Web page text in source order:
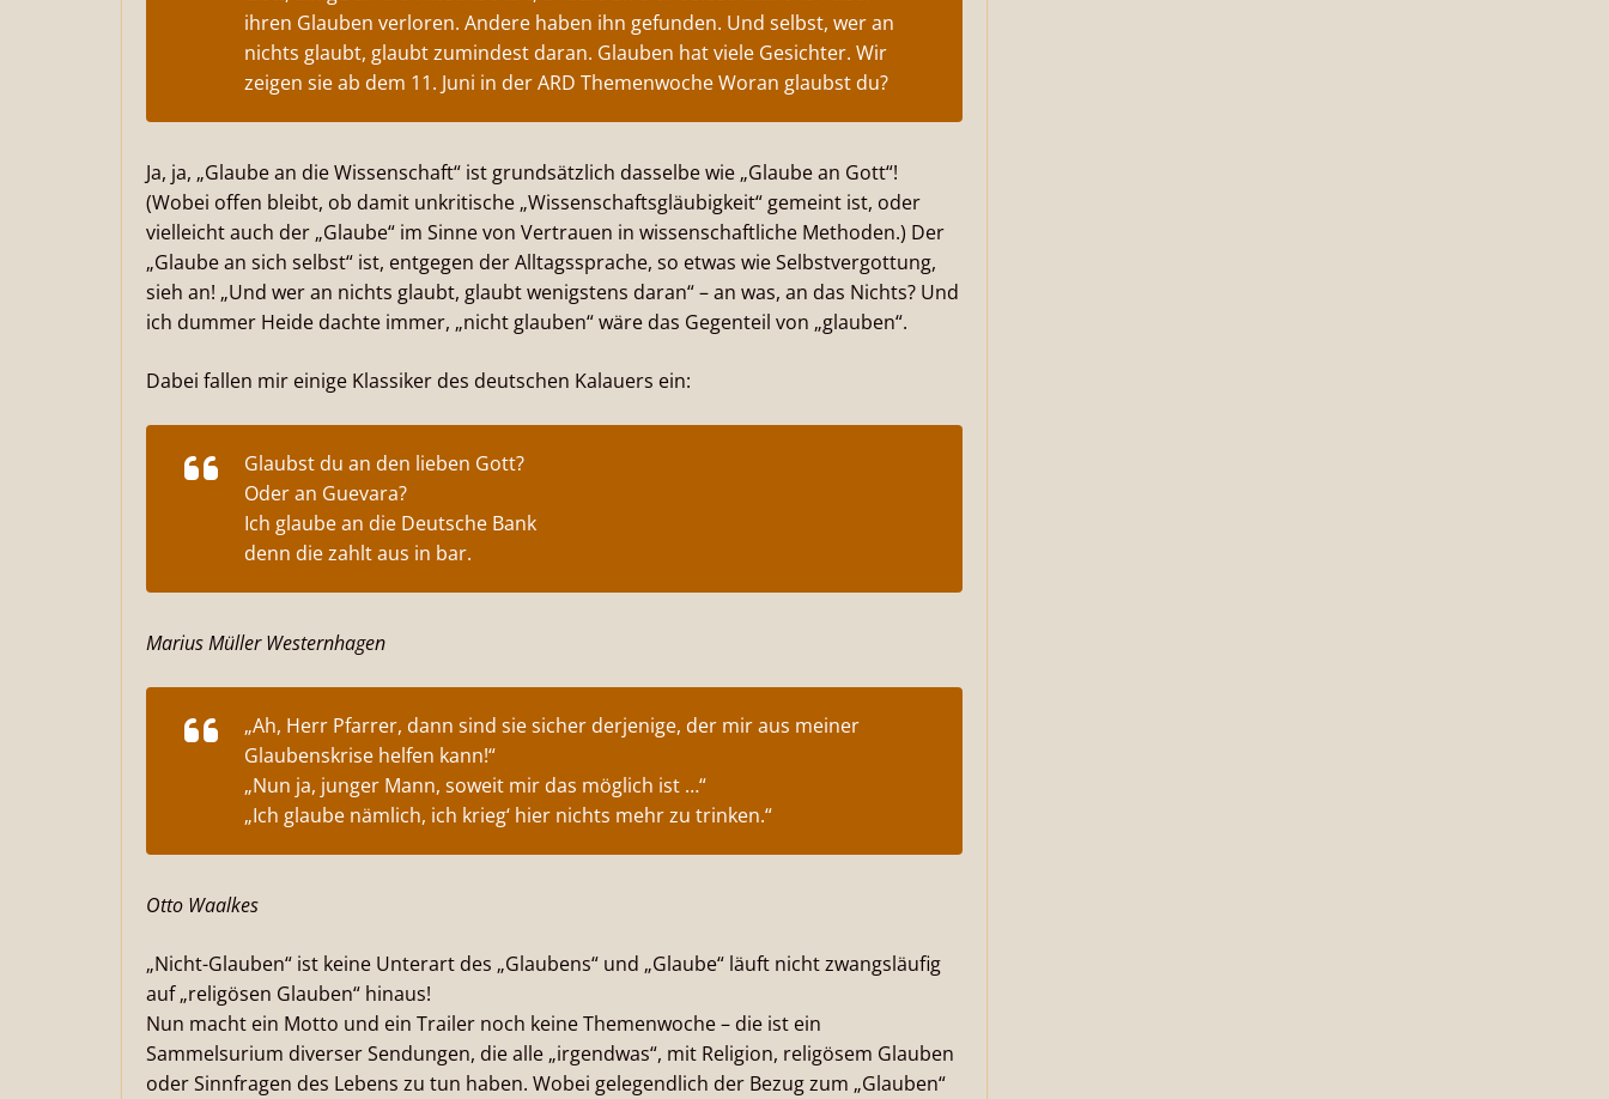
ihren Glauben verloren. Andere haben ihn gefunden. Und selbst, wer an
nichts glaubt, glaubt zumindest daran. Glauben hat viele Gesichter. Wir
zeigen sie ab dem 11. Juni in der ARD Themenwoche Woran glaubst du?
Ja, ja, „Glaube an die Wissenschaft“ ist grundsätzlich dasselbe wie „Glaube an Gott“!
(Wobei offen bleibt, ob damit unkritische „Wissenschaftsgläubigkeit“ gemeint ist, oder
vielleicht auch der „Glaube“ im Sinne von Vertrauen in wissenschaftliche Methoden.) Der
„Glaube an sich selbst“ ist, entgegen der Alltagssprache, so etwas wie Selbstvergottung,
sieh an! „Und wer an nichts glaubt, glaubt wenigstens daran“ – an was, an das Nichts? Und
ich dummer Heide dachte immer, „nicht glauben“ wäre das Gegenteil von „glauben“.
Dabei fallen mir einige Klassiker des deutschen Kalauers ein:
Glaubst du an den lieben Gott?
Oder an Guevara?
Ich glaube an die Deutsche Bank
denn die zahlt aus in bar.
Marius Müller Westernhagen
„Ah, Herr Pfarrer, dann sind sie sicher derjenige, der mir aus meiner
Glaubenskrise helfen kann!“
„Nun ja, junger Mann, soweit mir das möglich ist …“
„Ich glaube nämlich, ich krieg‘ hier nichts mehr zu trinken.“
Otto Waalkes
„Nicht-Glauben“ ist keine Unterart des „Glaubens“ und „Glaube“ läuft nicht zwangsläufig
auf „religösen Glauben“ hinaus!
Nun macht ein Motto und ein Trailer noch keine Themenwoche – die ist ein
Sammelsurium diverser Sendungen, die alle „irgendwas“, mit Religion, religösem Glauben
oder Sinnfragen des Lebens zu tun haben. Wobei gelegendlich der Bezug zum „Glauben“